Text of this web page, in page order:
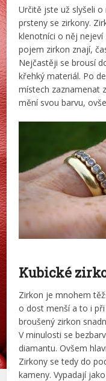
Určitě jste už slyšeli o
prsteny se zirkony.
klenotníci o něj nejeví
pojem zirkon znají,
Nejčastěji se brousí
křehký materiál. Po
místech zaznamenat
mění svou barvu,
Kubické
Zirkon je mnohem
o dost menší a to i
broušený zirkon
V minulosti se
diamantu. Ovšem
Zirkony se tedy do
kameny. Vypadají